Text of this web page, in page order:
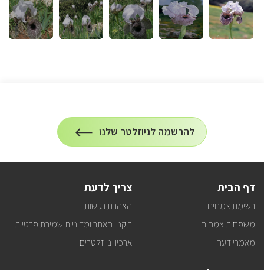
הרשמה
להרשמה לניוזלטר שלנו
על
הרשמה
דף הבית
רשימת צמחים
משפחות צמחים
מאמרי דעה
צריך לדעת
הצהרת נגישות
תקנון האתר ומדיניות שמירת פרטיות
ארכיון ניוזלטרים